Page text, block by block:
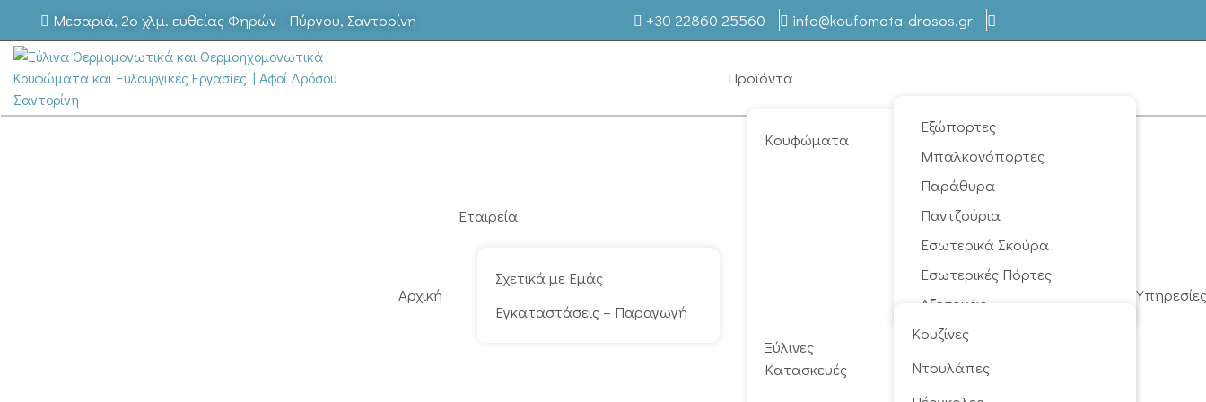
Μεσαριά, 2ο χλμ. ευθείας Φηρών - Πύργου, Σαντορίνη +30 22860 25560 info@koufomata-drosos.gr
Αρχική
Εταιρεία
Σχετικά με Εμάς
Εγκαταστάσεις – Παραγωγή
Προϊόντα
Κουφώματα
Εξώπορτες
Μπαλκονόπορτες
Παράθυρα
Παντζούρια
Εσωτερικά Σκούρα
Εσωτερικές Πόρτες
Αξεσουάρ
Ξύλινες
Κατασκευές
Κουζίνες
Ντουλάπες
Υπηρεσίες